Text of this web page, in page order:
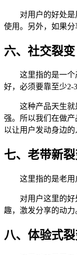
对用户的好处
使用。另外，如果分
六、社交裂变
这里指的是一
好，必须要靠至少2-
这种产品天生
强。所以我们在做
以让用户发动身边的
七、老带新
这里指的是老用
对用户这里的
趣，激发分享的动力
八、体验式